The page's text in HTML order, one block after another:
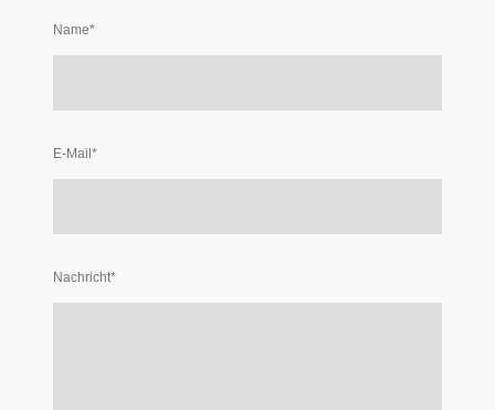
Name*
E-Mail *
Nachricht*